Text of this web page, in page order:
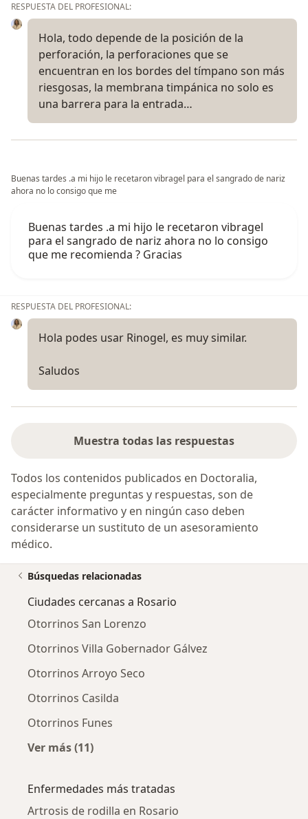
RESPUESTA DEL PROFESIONAL:
Hola, todo depende de la posición de la
perforación, la perforaciones que se
encuentran en los bordes del tímpano son más
riesgosas, la membrana timpánica no solo es
una barrera para la entrada…
Buenas tardes .a mi hijo le recetaron vibragel para el sangrado de nariz
ahora no lo consigo que me
Buenas tardes .a mi hijo le recetaron vibragel
para el sangrado de nariz ahora no lo consigo
que me recomienda ? Gracias
RESPUESTA DEL PROFESIONAL:
Hola podes usar Rinogel, es muy similar.
Saludos
Muestra todas las respuestas
Todos los contenidos publicados en Doctoralia,
especialmente preguntas y respuestas, son de
carácter informativo y en ningún caso deben
considerarse un sustituto de un asesoramiento
médico.
Búsquedas relacionadas
Ciudades cercanas a Rosario
Otorrinos San Lorenzo
Otorrinos Villa Gobernador Gálvez
Otorrinos Arroyo Seco
Otorrinos Casilda
Otorrinos Funes
Ver más (11)
Enfermedades más tratadas
Artrosis de rodilla en Rosario